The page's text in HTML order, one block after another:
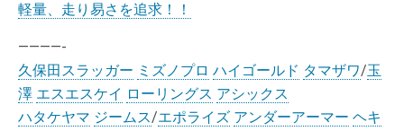
軽量、走り易さを追求！！
————-
久保田スラッガー ミズノプロ ハイゴールド タマザワ/玉
澤 エスエスケイ ローリングス アシックス
ハタケヤマ ジームス/エポライズ アンダーアーマー ヘキ